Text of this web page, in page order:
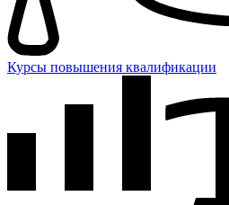
Курсы повышения квалификации